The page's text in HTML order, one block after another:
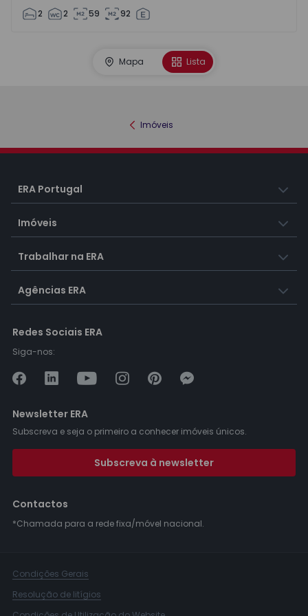
2 2 59 92
Mapa Lista
Imóveis
ERA Portugal
Imóveis
Trabalhar na ERA
Agências ERA
Redes Sociais ERA
Siga-nos:
Newsletter ERA
Subscreva e seja o primeiro a conhecer imóveis únicos.
Subscreva à newsletter
Contactos
*Chamada para a rede fixa/móvel nacional.
Condições Gerais
Resolução de litígios